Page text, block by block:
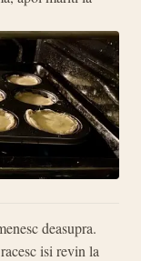
deasupra.
isi revin la